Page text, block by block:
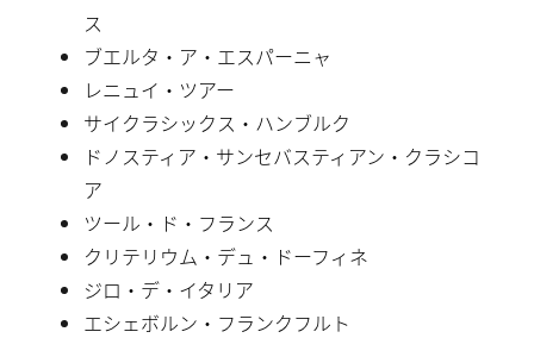
ス
ブエルタ・ア・エスパーニャ
レニュイ・ツアー
サイクラシックス・ハンブルク
ドノスティア・サンセバスティアン・クラシコ
ア
ツール・ド・フランス
クリテリウム・デュ・ドーフィネ
ジロ・デ・イタリア
エシェボルン・フランクフルト